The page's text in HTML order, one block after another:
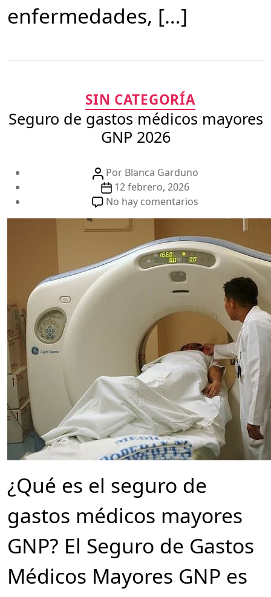
enfermedades, […]
Categorías
SIN CATEGORÍA
Seguro de gastos médicos mayores
GNP 2026
Autor
de
la
publicación
Por Blanca Garduno
Fecha
de
la
publicación
12 febrero, 2026
No hay comentarios
Seguro
gastos
médicos
mayores
¿Qué es el seguro de
gastos médicos mayores
GNP? El Seguro de Gastos
Médicos Mayores GNP es